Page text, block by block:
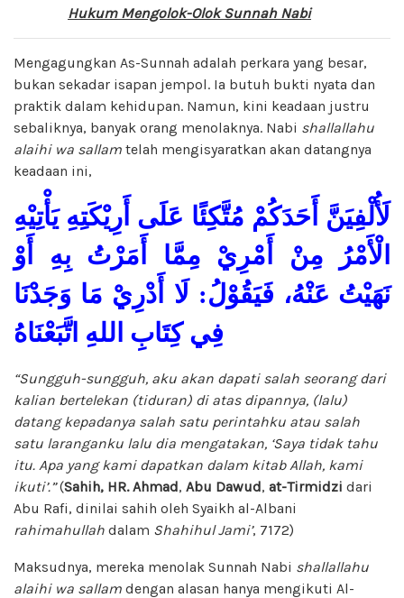
Hukum Mengolok-Olok Sunnah Nabi
Mengagungkan As-Sunnah adalah perkara yang besar,
bukan sekadar isapan jempol. Ia butuh bukti nyata dan
praktik dalam kehidupan. Namun, kini keadaan justru
sebaliknya, banyak orang menolaknya. Nabi shallallahu
alaihi wa sallam telah mengisyaratkan akan datangnya
keadaan ini,
لَأُلْفِيَنَّ أَحَدَكُمْ مُتَّكِئًا عَلَى أَرِيْكَتِهِ يَأْتِيْهِ
الْأَمْرُ مِنْ أَمْرِيْ مِمَّا أَمَرْتُ بِهِ أَوْ
نَهَيْتُ عَنْهُ، فَيَقُوْلُ: لَا أَدْرِيْ مَا وَجَدْنَا
فِي كِتَابِ اللهِ اتَّبَعْنَاهُ
“Sungguh-sungguh, aku akan dapati salah seorang dari
kalian bertelekan (tiduran) di atas dipannya, (lalu)
datang kepadanya salah satu perintahku atau salah
satu laranganku lalu dia mengatakan, ‘Saya tidak tahu
itu. Apa yang kami dapatkan dalam kitab Allah, kami
ikuti’.”(Sahih, HR. Ahmad, Abu Dawud, at-Tirmidzi dari
Abu Rafi, dinilai sahih oleh Syaikh al-Albani
rahimahullah dalam Shahihul Jami’, 7172)
Maksudnya, mereka menolak Sunnah Nabi shallallahu
alaihi wa sallam dengan alasan hanya mengikuti Al-